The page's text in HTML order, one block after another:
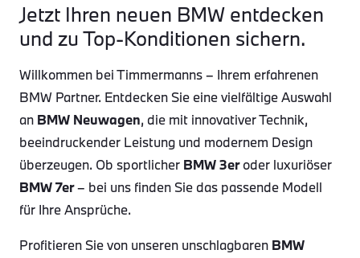
Jetzt Ihren neuen BMW entdecken
und zu Top-Konditionen sichern.
Willkommen bei Timmermanns – Ihrem erfahrenen
BMW Partner. Entdecken Sie eine vielfältige Auswahl
an BMW Neuwagen, die mit innovativer Technik,
beeindruckender Leistung und modernem Design
überzeugen. Ob sportlicher BMW 3eroder luxuriöser
BMW 7er– bei uns finden Sie das passende Modell
für Ihre Ansprüche.
Profitieren Sie von unseren unschlagbaren BMW